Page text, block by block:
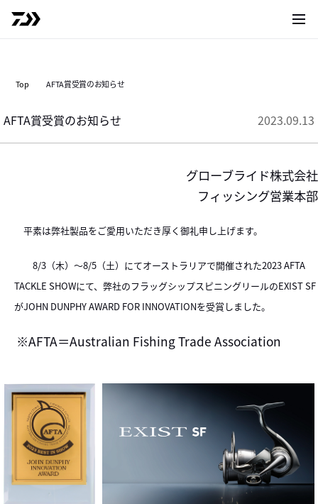
サイ
Top AFTA賞受賞のお知らせ
AFTA賞受賞のお知らせ 2023.09.13
グローブライド株式会社
フィッシング営業本部
平素は弊社製品をご愛用いただき厚く御礼申し上げます。
8/3（木）～8/5（土）にてオーストラリアで開催された2023 AFTA
TACKLE SHOWにて、弊社のフラッグシップスピニングリールのEXIST SF
がJOHN DUNPHY AWARD FOR INNOVATIONを受賞しました。
※AFTA＝Australian Fishing Trade Association